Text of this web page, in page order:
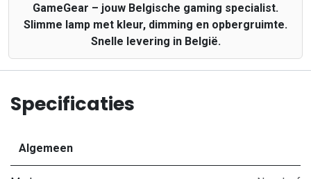
GameGear – jouw Belgische gaming specialist.
Slimme lamp met kleur, dimming en opbergruimte.
Snelle levering in België.
Specificaties
Algemeen